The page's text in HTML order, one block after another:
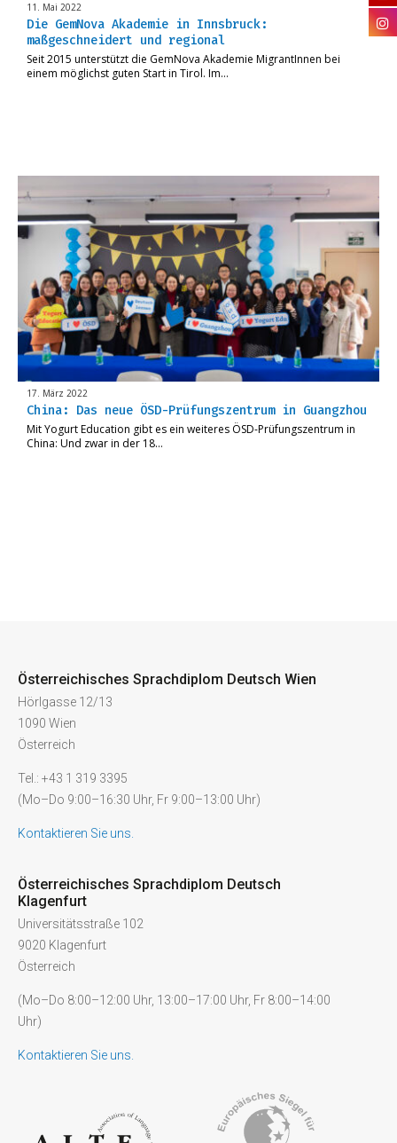
11. Mai 2022
Die GemNova Akademie in Innsbruck:
maßgeschneidert und regional
Seit 2015 unterstützt die GemNova Akademie MigrantInnen bei
einem möglichst guten Start in Tirol. Im…
17. März 2022
China: Das neue ÖSD-Prüfungszentrum in Guangzhou
Mit Yogurt Education gibt es ein weiteres ÖSD-Prüfungszentrum in
China: Und zwar in der 18…
Österreichisches Sprachdiplom Deutsch Wien
Hörlgasse 12/13
1090 Wien
Österreich
Tel.: +43 1 319 3395
(Mo–Do 9:00–16:30 Uhr, Fr 9:00–13:00 Uhr)
Kontaktieren Sie uns.
Österreichisches Sprachdiplom Deutsch
Klagenfurt
Universitätsstraße 102
9020 Klagenfurt
Österreich
(Mo–Do 8:00–12:00 Uhr, 13:00–17:00 Uhr, Fr 8:00–14:00
Uhr)
Kontaktieren Sie uns.